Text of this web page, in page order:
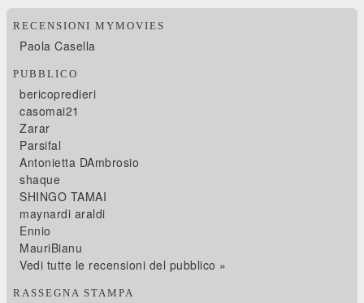
RECENSIONI MYMOVIES
Paola Casella
PUBBLICO
bericopredieri
casomai21
Zarar
Parsifal
Antonietta DAmbrosio
shaque
SHINGO TAMAI
maynardi araldi
Ennio
MauriBianu
Vedi tutte le recensioni del pubblico »
RASSEGNA STAMPA